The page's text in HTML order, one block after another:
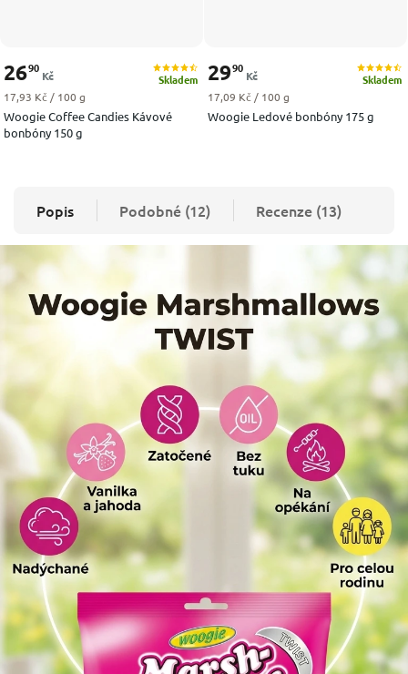
Woogie Coffee Candies Kávové
bonbóny 150 g
Skladem
2690
Kč
Měrná cena:
17,93 Kč / 100 g
Woogie Ledové bonbóny 175 g
Skladem
2990
Kč
Měrná cena:
17,09 Kč / 100 g
Popis Podobné (12) Recenze (13)